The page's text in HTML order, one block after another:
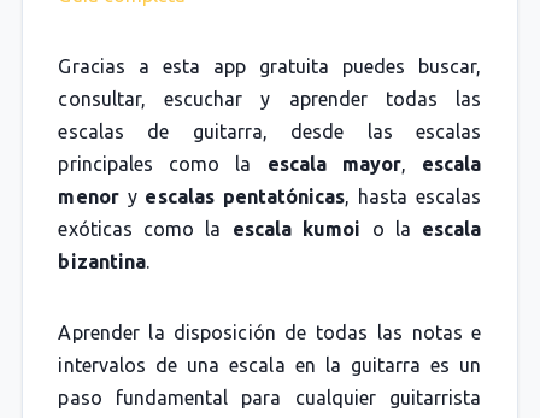
Gracias a esta app gratuita puedes buscar,
consultar, escuchar y aprender todas las
escalas de guitarra, desde las escalas
principales como la escala mayor, escala
menory escalas pentatónicas, hasta escalas
exóticas como la escala kumoi o la escala
bizantina.
Aprender la disposición de todas las notas e
intervalos de una escala en la guitarra es un
paso fundamental para cualquier guitarrista